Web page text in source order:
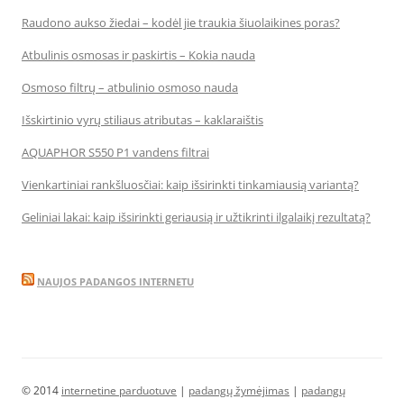
Raudono aukso žiedai – kodėl jie traukia šiuolaikines poras?
Atbulinis osmosas ir paskirtis – Kokia nauda
Osmoso filtrų – atbulinio osmoso nauda
Išskirtinio vyrų stiliaus atributas – kaklaraištis
AQUAPHOR S550 P1 vandens filtrai
Vienkartiniai rankšluosčiai: kaip išsirinkti tinkamiausią variantą?
Geliniai lakai: kaip išsirinkti geriausią ir užtikrinti ilgalaikį rezultatą?
NAUJOS PADANGOS INTERNETU
© 2014 internetine parduotuve | padangų žymėjimas | padangų